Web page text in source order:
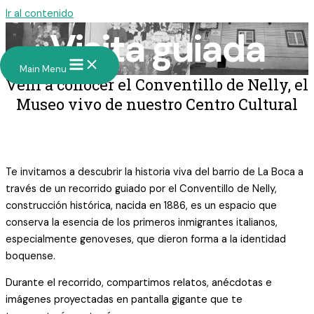
Ir al contenido
Main MenuVisita guiada
Vení a conocer el Conventillo de Nelly, el
Museo vivo de nuestro Centro Cultural
Te invitamos a descubrir la historia viva del barrio de La Boca a
través de un recorrido guiado por el Conventillo de Nelly,
construcción histórica, nacida en 1886, es un espacio que
conserva la esencia de los primeros inmigrantes italianos,
especialmente genoveses, que dieron forma a la identidad
boquense.
Durante el recorrido, compartimos relatos, anécdotas e
imágenes proyectadas en pantalla gigante que te